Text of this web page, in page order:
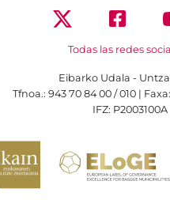
Todas las redes
Eibarko Udala -
Tfnoa.: 943 70 84 00 / 010 |
IFZ: